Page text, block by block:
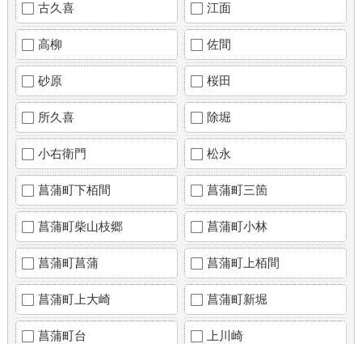
古久喜 江面
高柳 佐間
砂原 桜田
所久喜 除堀
小右衛門 松永
菖蒲町下栢間 菖蒲町三箇
菖蒲町柴山枝郷 菖蒲町小林
菖蒲町菖蒲 菖蒲町上栢間
菖蒲町上大崎 菖蒲町新堀
菖蒲町台 上川崎